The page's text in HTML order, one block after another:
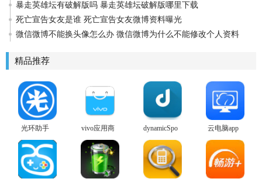
暴走英雄坛有破解版吗 暴走英雄坛破解版哪里下载
死亡宣告女友是谁 死亡宣告女友微博资料曝光
微信微博不能换头像怎么办 微信微博为什么不能修改个人资料
精品推荐
光环助手
2026
vivo应用商
店
dynamicSpot
play商店版
云电脑app